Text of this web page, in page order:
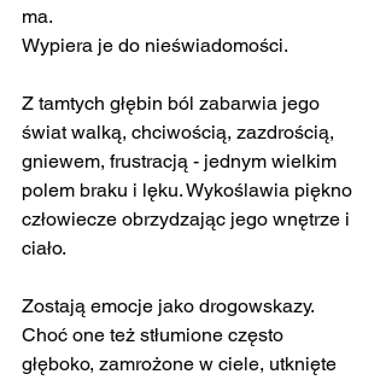
ma.
Wypiera je do nieświadomości.
Z tamtych głębin ból zabarwia jego
świat walką, chciwością, zazdrością,
gniewem, frustracją - jednym wielkim
polem braku i lęku. Wykoślawia piękno
człowiecze obrzydzając jego wnętrze i
ciało.
Zostają emocje jako drogowskazy.
Choć one też stłumione często
głęboko, zamrożone w ciele, utknięte